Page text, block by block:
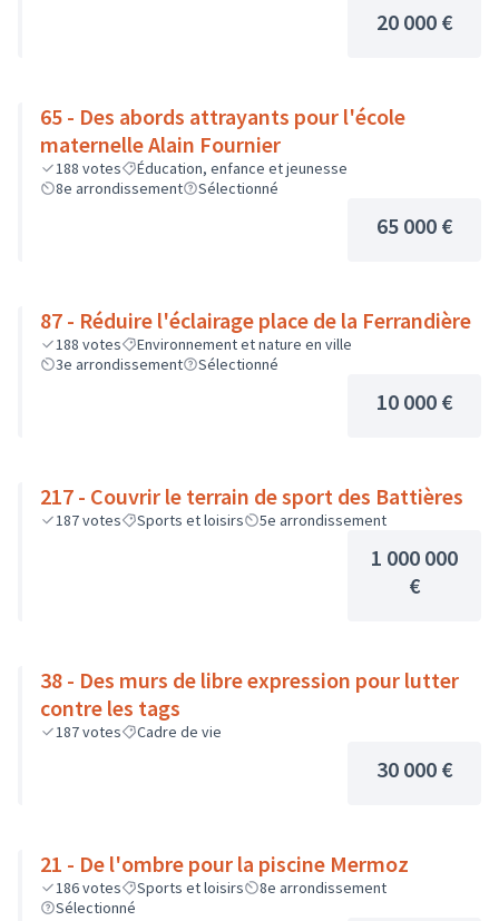
20 000 €
65 - Des abords attrayants pour l'école
maternelle Alain Fournier
188 votes
Éducation, enfance et jeunesse
8e arrondissement
Sélectionné
65 000 €
87 - Réduire l'éclairage place de la Ferrandière
188 votes
Environnement et nature en ville
3e arrondissement
Sélectionné
10 000 €
217 - Couvrir le terrain de sport des Battières
187votes Sports et loisirs 5e arrondissement
1 000 000
€
38 - Des murs de libre expression pour lutter
contre les tags
187votes Cadre de vie
30 000 €
21 - De l'ombre pour la piscine Mermoz
186votes Sports et loisirs
8e arrondissement
Sélectionné